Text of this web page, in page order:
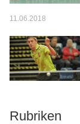
11.06.2018
Rubriken